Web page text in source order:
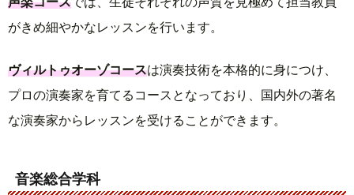
がきめ細やかなレッスンを行います。
ヴィルトゥオーゾコースは演奏技術を本格的に身につけ、
プロの演奏家を育てるコースとなっており、国内外の著名
な演奏家からレッスンを受けることができます。
音楽総合学科